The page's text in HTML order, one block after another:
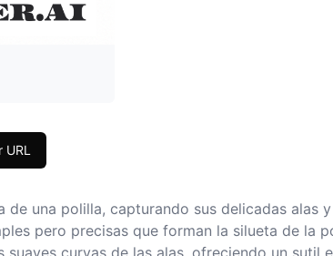
una polilla, capturando sus delicadas
pero precisas que forman la silueta de la
curvas de las alas, ofreciendo un